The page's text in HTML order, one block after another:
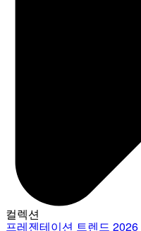
컬렉션
프레젠테이션 트렌드 2026